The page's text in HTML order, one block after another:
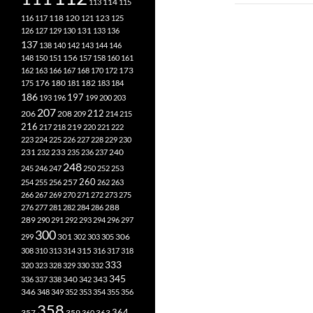
116 117 118 120 121 123 125
126 127 129 130 131 133 136
137 138 140 142 143 144 146
148 150 151 156 157 158 160 161
162 163 166 167 168 170 172 173
175 176 180 181 182 183 184
186 193 196 197 199 200 203
206 207 208 209 212 214 215
216 217 218219 220 221 222
223 224 225 226 227 228 229 230
231 232 233 235 236 237240
245 246 247248 250 252 253
254 255 256257 260 262 263
266 267 269 270 271 272 273 275
276 277 281 282 284 286 288
289 290 291 292 293 294 296 297
299 300301302303305306
308310313314315 316317318
320323328329330332 333
336337338340342343 345
346348349352353354355356